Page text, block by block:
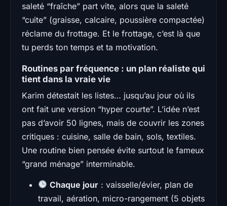
saleté “fraîche” part vite, alors que la saleté
“cuite” (graisse, calcaire, poussière compactée)
réclame du frottage. Et le frottage, c’est là que
tu perds ton temps et ta motivation.
Routines par fréquence : un plan réaliste qui
tient dans la vraie vie
Karim détestait les listes… jusqu’au jour où ils
ont fait une version “hyper courte”. L’idée n’est
pas d’avoir 50 lignes, mais de couvrir les zones
critiques : cuisine, salle de bain, sols, textiles.
Une routine bien pensée évite surtout le fameux
“grand ménage” interminable.
Chaque jour : vaisselle/évier, plan de
travail, aération, micro-rangement (5 objets